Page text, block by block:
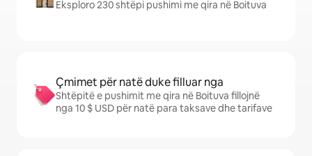
Eksploro 230 shtëpi pushimi me qira në Boituva
Çmimet për natë duke filluar nga
Shtëpitë e pushimit me qira në Boituva fillojnë
nga 10 $ USD për natë para taksave dhe tarifave